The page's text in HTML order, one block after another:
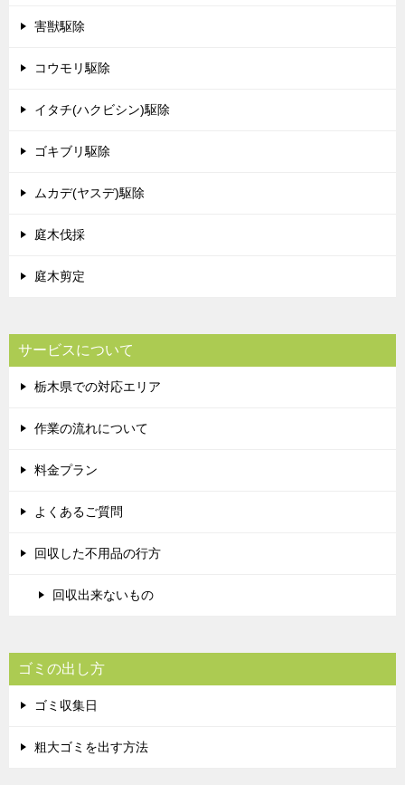
害獣駆除
コウモリ駆除
イタチ(ハクビシン)駆除
ゴキブリ駆除
ムカデ(ヤスデ)駆除
庭木伐採
庭木剪定
サービスについて
栃木県での対応エリア
作業の流れについて
料金プラン
よくあるご質問
回収した不用品の行方
回収出来ないもの
ゴミの出し方
ゴミ収集日
粗大ゴミを出す方法